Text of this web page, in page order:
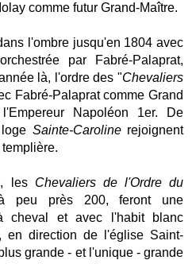
comme futur Grand-Maître.
l'ombre jusqu'en 1804 avec
par Fabré-Palaprat,
là, l'ordre des "Chevaliers
Fabré-Palaprat comme Grand
Napoléon 1er. De
Sainte-Carolinerejoignent
les Chevaliers de l'Ordre du
peu près 200, feront une
cheval et avec l'habit blanc
en direction de l'église Saint-
grande - et l'unique - grande